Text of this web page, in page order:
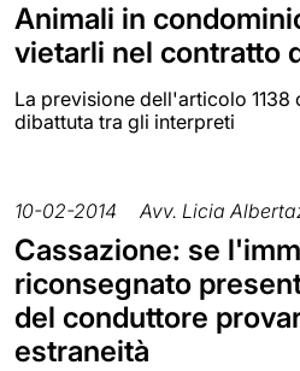
Animali in
vietarli nel contratto
La previsione dell'articolo 1138
dibattuta tra gli interpreti
10-02-2014 Avv. Licia
Cassazione: se
riconsegnato
del conduttore
estraneità